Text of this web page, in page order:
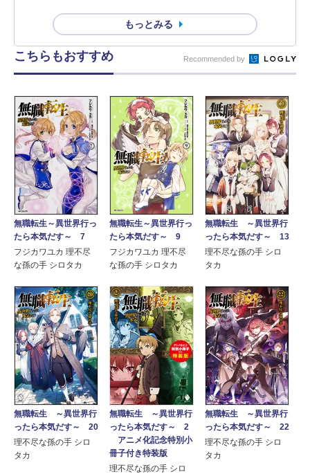
もっとみる
こちらもおすすめ Recommended by
無職転生～異世界行っ
たら本気だす～ 7
フジカワユカ 理不尽
な孫の手 シロタカ
無職転生～異世界行っ
たら本気だす～ 9
フジカワユカ 理不尽
な孫の手 シロタカ
無職転生 ～異世界行
ったら本気だす～ 13
理不尽な孫の手 シロ
タカ
無職転生 ～異世界行
ったら本気だす～ 20
理不尽な孫の手 シロ
タカ
無職転生 ～異世界行
ったら本気だす～ 2
アニメ化記念特別小
冊子付き特装版
理不尽な孫の手 シロ
無職転生 ～異世界行
ったら本気だす～ 22
理不尽な孫の手 シロ
タカ